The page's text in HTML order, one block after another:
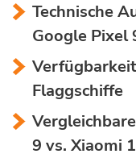
Technische
Google Pixel
Flaggschiffe
9 vs. Xiaomi